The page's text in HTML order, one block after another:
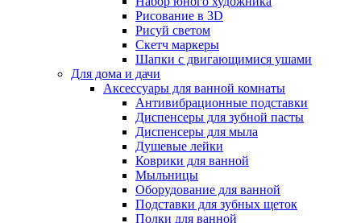
Рисование в 3D
Рисуй светом
Скетч маркеры
Шапки с двигающимися ушами
Для дома и дачи
Аксессуары для ванной комнаты
Антивибрационные подставки
Диспенсеры для зубной пасты
Диспенсеры для мыла
Душевые лейки
Коврики для ванной
Мыльницы
Оборудование для ванной
Подставки для зубных щеток
Полки для ванной